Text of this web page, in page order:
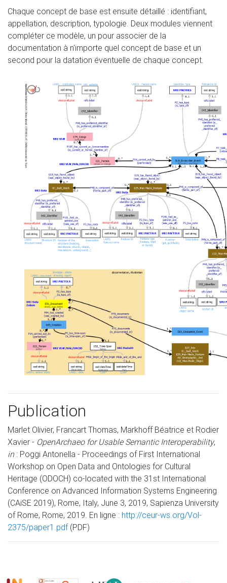
Chaque concept de base est ensuite détaillé : identifiant,
appellation, description, typologie. Deux modules viennent
compléter ce modèle, un pour associer de la
documentation à n'importe quel concept de base et un
second pour la datation éventuelle de chaque concept.
Publication
Marlet Olivier, Francart Thomas, Markhoff Béatrice et Rodier
Xavier - OpenArchaeo for Usable Semantic Interoperability,
in: Poggi Antonella - Proceedings of First International
Workshop on Open Data and Ontologies for Cultural
Heritage (ODOCH) co-located with the 31st International
Conference on Advanced Information Systems Engineering
(CAiSE 2019), Rome, Italy, June 3, 2019, Sapienza University
of Rome, Rome, 2019. En ligne : http://ceur-ws.org/Vol-
2375/paper1.pdf(PDF)